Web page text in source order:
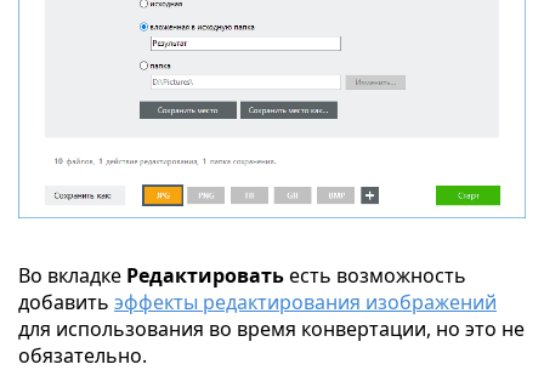
Во вкладке Редактироватьесть возможность
добавить эффекты редактирования изображений
для использования во время конвертации, но это не
обязательно.